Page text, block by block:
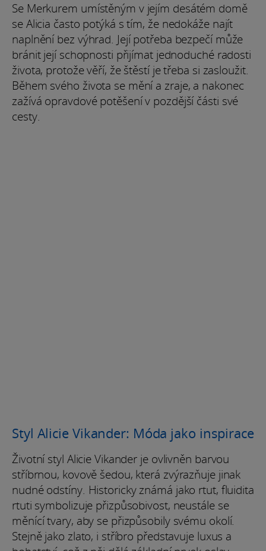
Se Merkurem umístěným v jejím desátém domě
se Alicia často potýká s tím, že nedokáže najít
naplnění bez výhrad. Její potřeba bezpečí může
bránit její schopnosti přijímat jednoduché radosti
života, protože věří, že štěstí je třeba si zasloužit.
Během svého života se mění a zraje, a nakonec
zažívá opravdové potěšení v pozdější části své
cesty.
Styl Alicie Vikander: Móda jako inspirace
Životní styl Alicie Vikander je ovlivněn barvou
stříbrnou, kovově šedou, která zvýrazňuje jinak
nudné odstíny. Historicky známá jako rtut, fluidita
rtuti symbolizuje přizpůsobivost, neustále se
měnící tvary, aby se přizpůsobily svému okolí.
Stejně jako zlato, i stříbro představuje luxus a